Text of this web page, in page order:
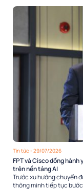
Tin tức - 29/07/2026
FPT và Cisco đồng
trên nền tảng AI
Trước xu hướng chuyển
thông minh tiếp tục